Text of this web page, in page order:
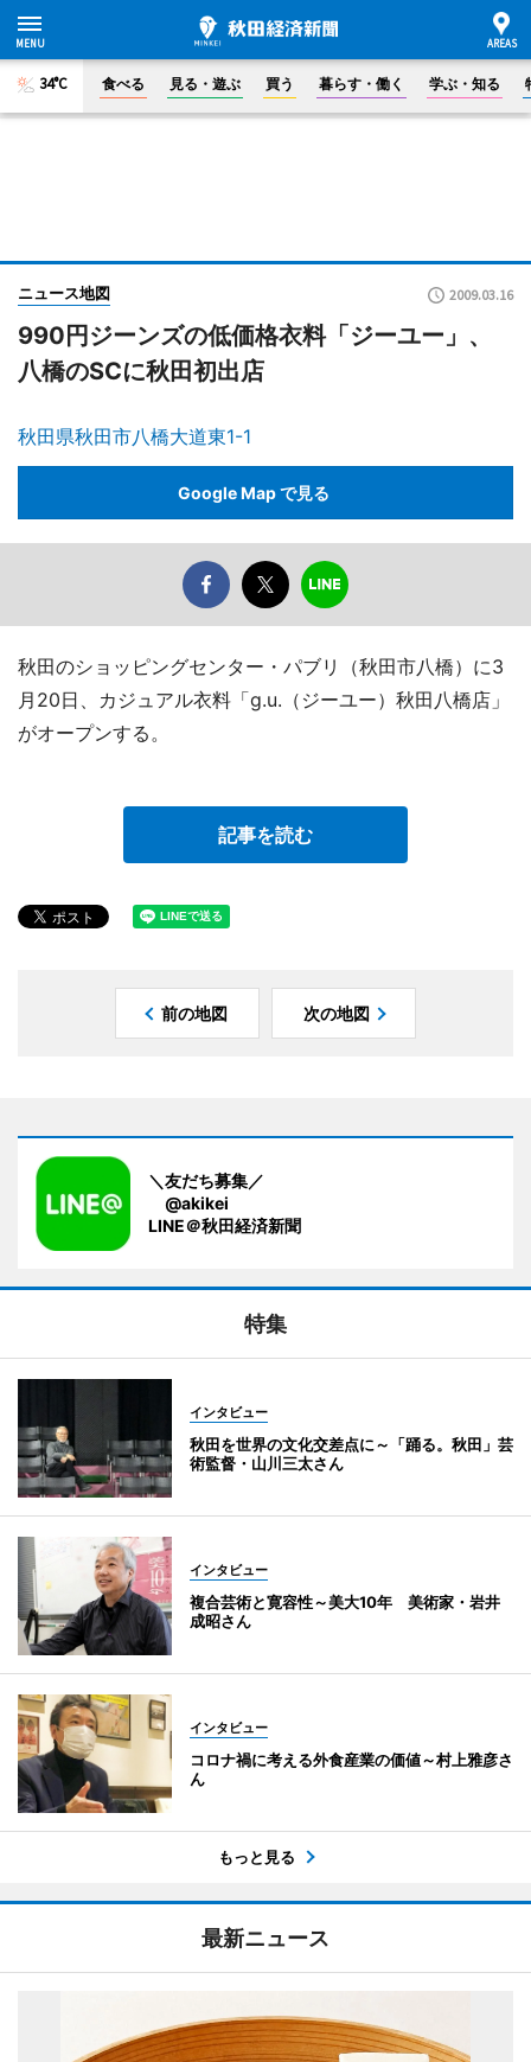
34°C 食べる 見る・遊ぶ 買う 暮らす・働く 学ぶ・知る
ニュース地図 2009.03.16
990円ジーンズの低価格衣料「ジーユー」、
八橋のSCに秋田初出店
秋田県秋田市八橋大道東1-1
Google Map で見る
秋田のショッピングセンター・パブリ（秋田市八橋）に3
月20日、カジュアル衣料「g.u.（ジーユー）秋田八橋店」
がオープンする。
記事を読む
前の地図 次の地図
＼友だち募集／
@akikei
LINE＠秋田経済新聞
特集
インタビュー
秋田を世界の文化交差点に～「踊る。秋田」芸
術監督・山川三太さん
インタビュー
複合芸術と寛容性～美大10年 美術家・岩井
成昭さん
インタビュー
コロナ禍に考える外食産業の価値～村上雅彦さ
ん
もっと見る
最新ニュース